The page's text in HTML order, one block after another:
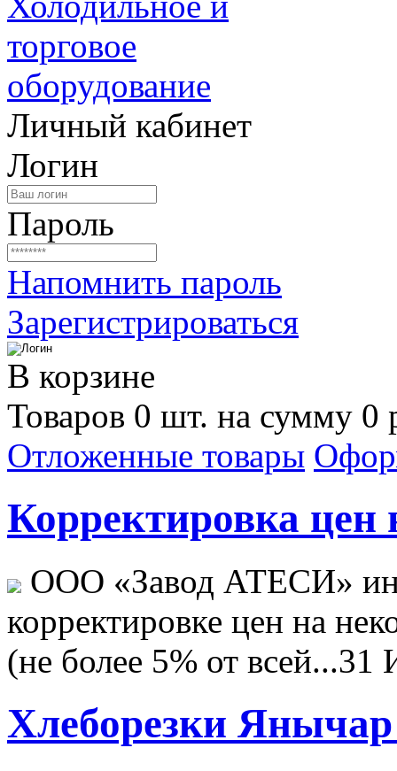
Личный кабинет
Логин
Пароль
Напомнить пароль
Зарегистрироваться
В корзине
Товаров 0 шт. на сумму 0
Отложенные товары
Корректировка цен
ООО «Завод АТЕСИ»
корректировке цен на
(не более 5% от всей...31
Хлеборезки Янычар